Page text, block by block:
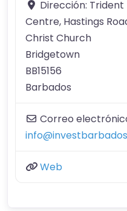
Dirección: Trident
Centre, Hastings
Christ Church
Bridgetown
BB15156
Barbados
Correo
Web